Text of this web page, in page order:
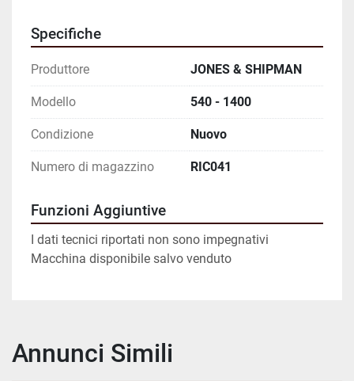
Specifiche
Produttore JONES & SHIPMAN
Modello 540 - 1400
Condizione Nuovo
Numero di magazzino RIC041
Funzioni Aggiuntive
I dati tecnici riportati non sono impegnativi
Macchina disponibile salvo venduto
Annunci Simili